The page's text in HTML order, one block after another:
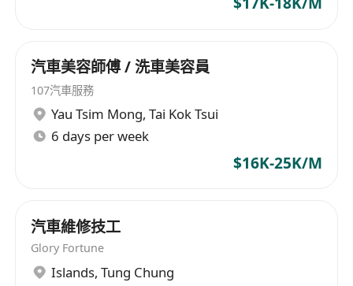
汽車美容師傅 / 洗車美容員
107汽車服務
Yau Tsim Mong, Tai Kok Tsui
6 days per week
$16K-25K/M
汽車維修技工
Glory Fortune
Islands, Tung Chung